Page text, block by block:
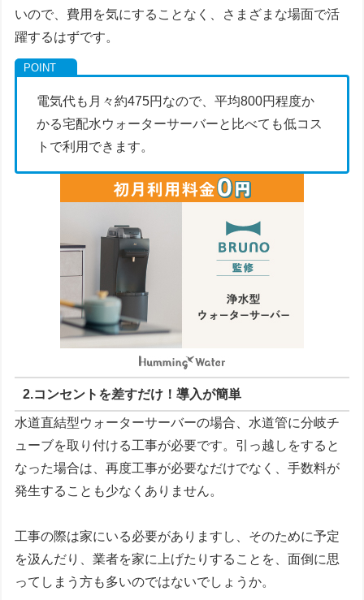
いので、費用を気にすることなく、さまざまな場面で活
躍するはずです。
電気代も月々約475円なので、平均800円程度か
かる宅配水ウォーターサーバーと比べても低コス
トで利用できます。
2.コンセントを差すだけ！導入が簡単
水道直結型ウォーターサーバーの場合、水道管に分岐チ
ューブを取り付ける工事が必要です。引っ越しをすると
なった場合は、再度工事が必要なだけでなく、手数料が
発生することも少なくありません。
工事の際は家にいる必要がありますし、そのために予定
を汲んだり、業者を家に上げたりすることを、面倒に思
ってしまう方も多いのではないでしょうか。